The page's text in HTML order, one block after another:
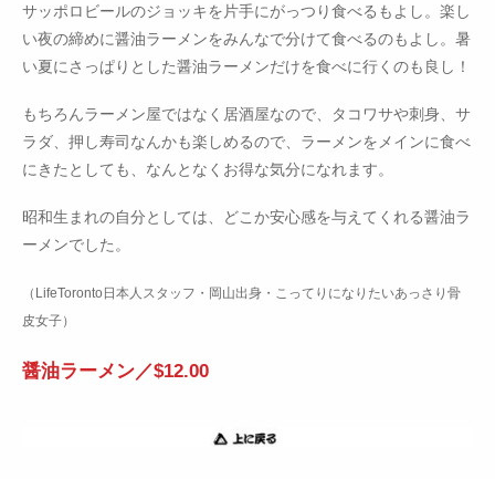
サッポロビールのジョッキを片手にがっつり食べるもよし。楽し
い夜の締めに醤油ラーメンをみんなで分けて食べるのもよし。暑
い夏にさっぱりとした醤油ラーメンだけを食べに行くのも良し！
もちろんラーメン屋ではなく居酒屋なので、タコワサや刺身、サ
ラダ、押し寿司なんかも楽しめるので、ラーメンをメインに食べ
にきたとしても、なんとなくお得な気分になれます。
昭和生まれの自分としては、どこか安心感を与えてくれる醤油ラ
ーメンでした。
（LifeToronto日本人スタッフ・岡山出身・こってりになりたいあっさり骨
皮女子）
醤油ラーメン／$12.00